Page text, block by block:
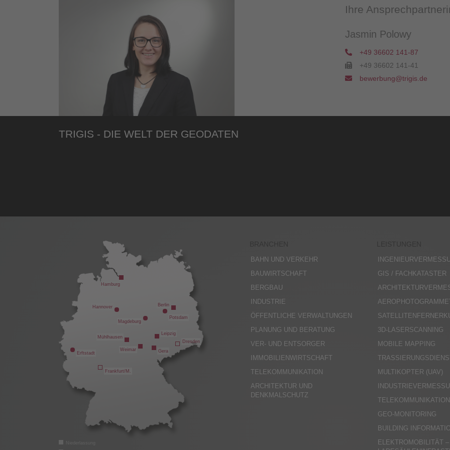
Ihre
Jasmin Polowy
+49 36602 141-87
+49 36602 141-41
bewerbung@trigis.de
TRIGIS - DIE WELT DER GEODATEN
Berlin
Dresden
Erftstadt
Frankfurt/M.
Gera
Hamburg
Hannover
Leipzig
Magdeburg
Mühlhausen
Weimar
Potsdam
BAHN UND VERKEHR
BAUWIRTSCHAFT
BERGBAU
INDUSTRIE
ÖFFENTLICHE VERWALTUNGEN
PLANUNG UND BERATUNG
VER- UND ENTSORGER
IMMOBILIENWIRTSCHAFT
TELEKOMMUNIKATION
ARCHITEKTUR UND
DENKMALSCHUTZ
GIS / FACHKATASTER
3D-LASERSCANNING
MOBILE MAPPING
MULTIKOPTER (UAV)
TELEKOMMUNIKATION
GEO-MONITORING
BUILDING
ELEKTROMOBILITÄT –